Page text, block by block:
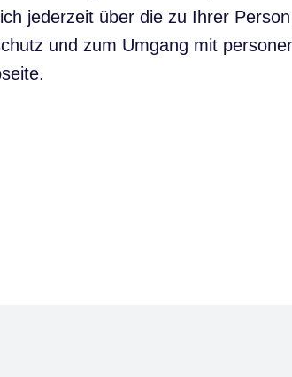
jederzeit über die zu Ihrer
und zum Umgang mit